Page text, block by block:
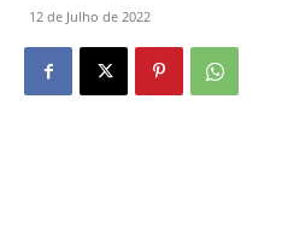
12 de Julho de 2022